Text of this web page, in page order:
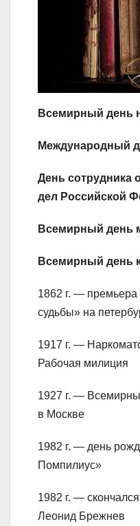
Всемирный день
Международный
День сотрудника
дел Российской
Всемирный день
Всемирный день
1862 г. —
судьбы» на
1917 г. —
Рабочая милиция
1927 г. —
в Москве
1982 г. — день
Помпилиус»
1982 г. —
Леонид Брежнев